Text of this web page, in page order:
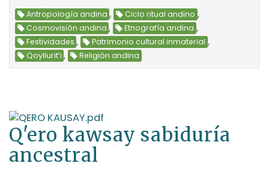
Antropología andina , Ciclo ritual andino ,
Cosmovisión andina , Etnografía andina ,
Festividades , Patrimonio cultural inmaterial ,
Qoyllurit’i , Religión andina
Q'ero kawsay sabiduría
ancestral